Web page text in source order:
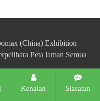
(China) Exhibition
Peta laman Semua
Kenalan Siasatan